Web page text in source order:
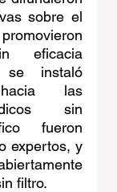
sobre el
eficacia
se instaló
hacia las
sin
fueron
expertos, y
filtro.